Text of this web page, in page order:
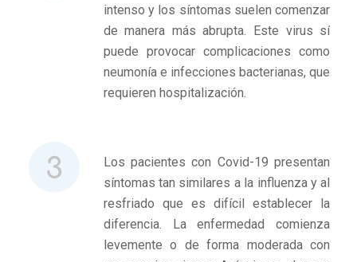
intenso y los síntomas suelen comenzar
de manera más abrupta. Este virus sí
puede provocar complicaciones como
neumonía e infecciones bacterianas, que
requieren hospitalización.
Los pacientes con Covid-19 presentan
síntomas tan similares a la influenza y al
resfriado que es difícil establecer la
diferencia. La enfermedad comienza
levemente o de forma moderada con